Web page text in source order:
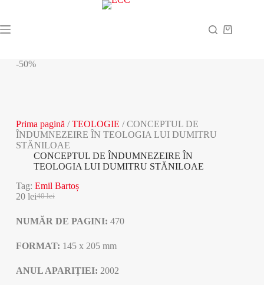
conținut
Coș
-50%
Prima pagină /TEOLOGIE / CONCEPTUL DE
ÎNDUMNEZEIRE ÎN TEOLOGIA LUI DUMITRU
STĂNILOAE
CONCEPTUL DE ÎNDUMNEZEIRE ÎN
TEOLOGIA LUI DUMITRU STĂNILOAE
Tag: Emil Bartoș
40lei
Prețul
a
40 lei.
20 leiPrețul
este:
NUMĂR DE PAGINI: 470
FORMAT: 145 x 205 mm
ANUL APARIȚIEI: 2002